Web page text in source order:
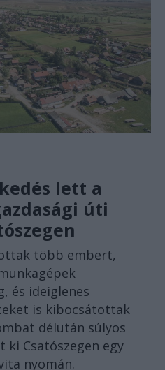
lett a
úti
több embert,
és ideiglenes
is kibocsátottak
délután súlyos
ki Csatószegen egy
nyomán.